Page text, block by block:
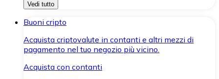
Vedi tutto
Buoni cripto
Acquista criptovalute in contanti e altri mezzi di
pagamento nel tuo negozio più vicino.
Acquista con contanti